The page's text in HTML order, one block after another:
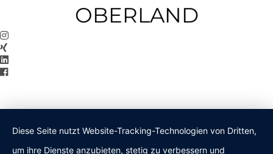
OBERLAND
Diese Seite nutzt Website-Tracking-Technologien von Dritten,
um ihre Dienste anzubieten, stetig zu verbessern und